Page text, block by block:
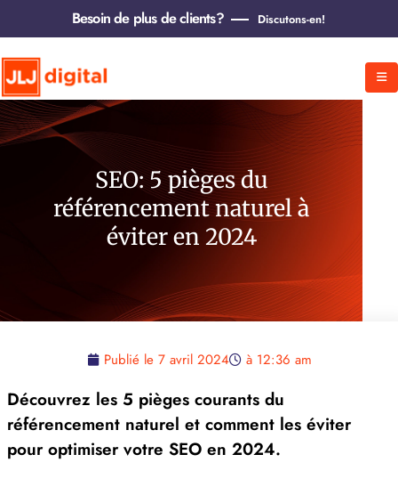
Besoin de plus de clients? Discutons-en!
SEO: 5 pièges du
référencement naturel à
éviter en 2024
Publié le 7 avril 2024 à 12:36 am
Découvrez les 5 pièges courants du
référencement naturel et comment les éviter
pour optimiser votre SEO en 2024.